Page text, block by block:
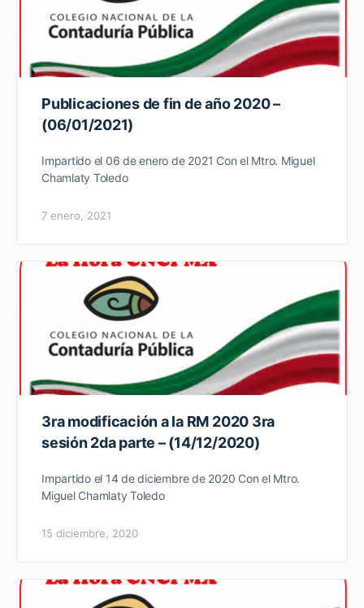
Publicaciones de fin de año 2020 –
(06/01/2021)
Impartido el 06 de enero de 2021 Con el Mtro. Miguel
Chamlaty Toledo
7 enero, 2021
3ra modificación a la RM 2020 3ra
sesión 2da parte – (14/12/2020)
Impartido el 14 de diciembre de 2020 Con el Mtro.
Miguel Chamlaty Toledo
15 diciembre, 2020